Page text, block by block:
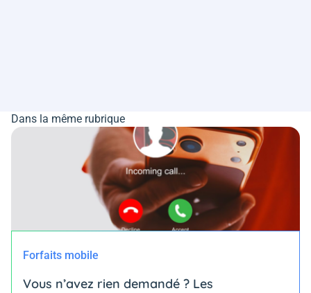
Dans la même rubrique
Forfaits mobile
Vous n’avez rien demandé ? Les